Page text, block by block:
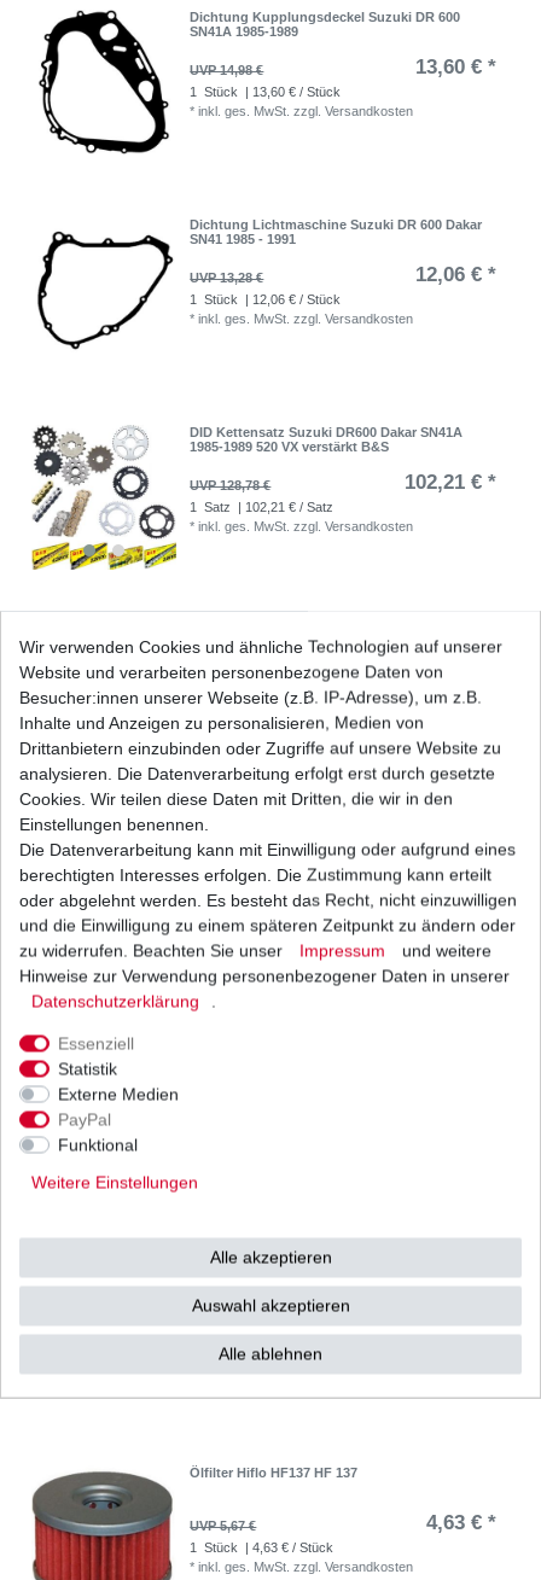
Dichtung Kupplungsdeckel Suzuki DR 600
SN41A 1985-1989
UVP 14,98 € 13,60 € *
1 Stück
| 13,60 € / Stück
*inkl. ges. MwSt. zzgl.Versandkosten
Dichtung Lichtmaschine Suzuki DR 600 Dakar
SN41 1985 - 1991
UVP 13,28 € 12,06 € *
1 Stück
| 12,06 € / Stück
*inkl. ges. MwSt. zzgl.Versandkosten
DID Kettensatz Suzuki DR600 Dakar SN41A
1985-1989 520 VX verstärkt B&S
UVP 128,78 € 102,21 € *
1 Satz
| 102,21 € / Satz
*inkl. ges. MwSt. zzgl.Versandkosten
Gel Batterie aus dem Zubehör 12N5-3B
UVP 36,22 € 34,67 € *
| 34,67 € / Stück
inkl. ges. MwSt. Versandkosten
Impulsgeber Lichtmaschine Suzuki DR 600 S R
Dakar SN41 1985 - 1991
29,80 € *
1 Stück | 29,80 € / Stück
inkl. ges. MwSt. Versandkosten
Luftfilter Meiwa Suzuki DR 600 SN41A 1985 -
1989
inkl. ges. MwSt.zzgl.
Ölfilter Hiflo HF137 HF 137
UVP 5,67 € 4,63 € *
1 Stück
| 4,63 € / Stück
*inkl. ges. MwSt. zzgl.Versandkosten
Wir verwenden Cookies und ähnliche Technologien auf unserer
Website und verarbeiten personenbezogene Daten von
Besucher:innen unserer Webseite (z.B. IP-Adresse), um z.B.
Inhalte und Anzeigen zu personalisieren, Medien von
Drittanbietern einzubinden oder Zugriffe auf unsere Website zu
analysieren. Die Datenverarbeitung erfolgt erst durch gesetzte
Cookies. Wir teilen diese Daten mit Dritten, die wir in den
Einstellungen benennen.
Die Datenverarbeitung kann mit Einwilligung oder aufgrund eines
berechtigten Interesses erfolgen. Die Zustimmung kann erteilt
oder abgelehnt werden. Es besteht das Recht, nicht einzuwilligen
und die Einwilligung zu einem späteren Zeitpunkt zu ändern oder
zu widerrufen. Beachten Sie unser
Impressum
und weitere
Hinweise zur Verwendung personenbezogener Daten in unserer
Daten­schutz­erklärung
Essenziell
Statistik
Externe Medien
PayPal
Funktional
Weitere Einstellungen
Alle akzeptieren
Auswahl akzeptieren
Alle ablehnen